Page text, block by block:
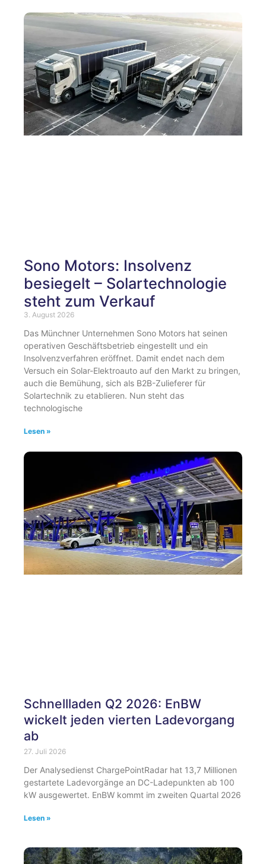
Sono Motors: Insolvenz
besiegelt – Solartechnologie
steht zum Verkauf
3. August 2026
Das Münchner Unternehmen Sono Motors hat seinen
operativen Geschäftsbetrieb eingestellt und ein
Insolvenzverfahren eröffnet. Damit endet nach dem
Versuch ein Solar-Elektroauto auf den Markt zu bringen,
auch die Bemühung, sich als B2B-Zulieferer für
Solartechnik zu etablieren. Nun steht das
technologische
Lesen »
Schnellladen Q2 2026: EnBW
wickelt jeden vierten Ladevorgang
ab
27. Juli 2026
Der Analysedienst ChargePointRadar hat 13,7 Millionen
gestartete Ladevorgänge an DC-Ladepunkten ab 100
kW ausgewertet. EnBW kommt im zweiten Quartal 2026
Lesen »